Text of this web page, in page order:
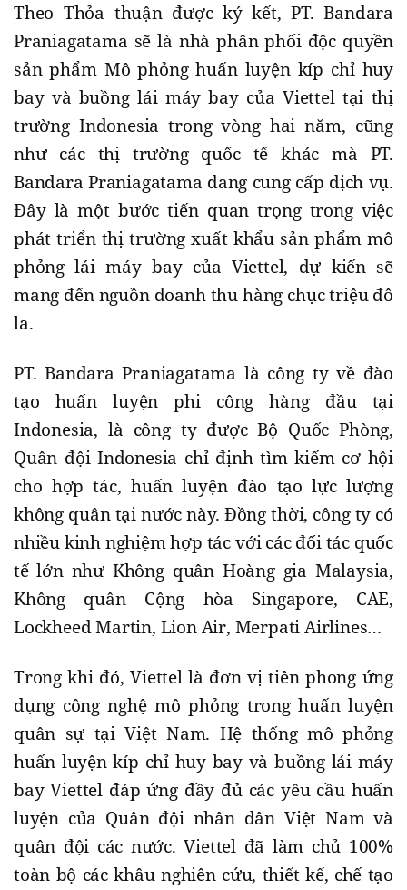
Theo Thỏa thuận được ký kết, PT. Bandara
Praniagatama sẽ là nhà phân phối độc quyền
sản phẩm Mô phỏng huấn luyện kíp chỉ huy
bay và buồng lái máy bay của Viettel tại thị
trường Indonesia trong vòng hai năm, cũng
như các thị trường quốc tế khác mà PT.
Bandara Praniagatama đang cung cấp dịch vụ.
Đây là một bước tiến quan trọng trong việc
phát triển thị trường xuất khẩu sản phẩm mô
phỏng lái máy bay của Viettel, dự kiến sẽ
mang đến nguồn doanh thu hàng chục triệu đô
la.
PT. Bandara Praniagatama là công ty về đào
tạo huấn luyện phi công hàng đầu tại
Indonesia, là công ty được Bộ Quốc Phòng,
Quân đội Indonesia chỉ định tìm kiếm cơ hội
cho hợp tác, huấn luyện đào tạo lực lượng
không quân tại nước này. Đồng thời, công ty có
nhiều kinh nghiệm hợp tác với các đối tác quốc
tế lớn như Không quân Hoàng gia Malaysia,
Không quân Cộng hòa Singapore, CAE,
Lockheed Martin, Lion Air, Merpati Airlines…
Trong khi đó, Viettel là đơn vị tiên phong ứng
dụng công nghệ mô phỏng trong huấn luyện
quân sự tại Việt Nam. Hệ thống mô phỏng
huấn luyện kíp chỉ huy bay và buồng lái máy
bay Viettel đáp ứng đầy đủ các yêu cầu huấn
luyện của Quân đội nhân dân Việt Nam và
quân đội các nước. Viettel đã làm chủ 100%
toàn bộ các khâu nghiên cứu, thiết kế, chế tạo